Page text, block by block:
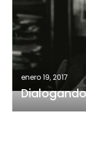
Emmanuel
Levinas
enero 19, 2017